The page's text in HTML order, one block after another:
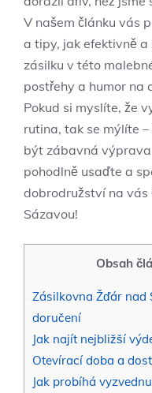
V našem článku vás
a tipy, jak efektivně
zásilku v této
postřehy a humor na
Pokud si myslíte, že
rutina, tak se mýlíte
být zábavná
pohodlně usaďte a
dobrodružství na vás
Sázavou!
Obsah
Zásilkovna Žďár nad
doručení
Jak najít nejbližší
Otevírací doba a
Jak probíhá